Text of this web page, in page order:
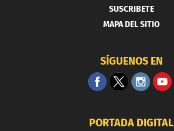
SUSCRIBETE
MAPA DEL SITIO
SÍGUENOS EN
PORTADA DIGITAL